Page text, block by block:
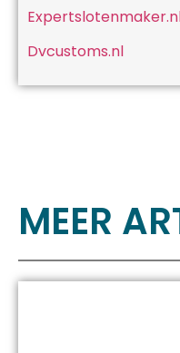
Dvcustoms.nl
MEER